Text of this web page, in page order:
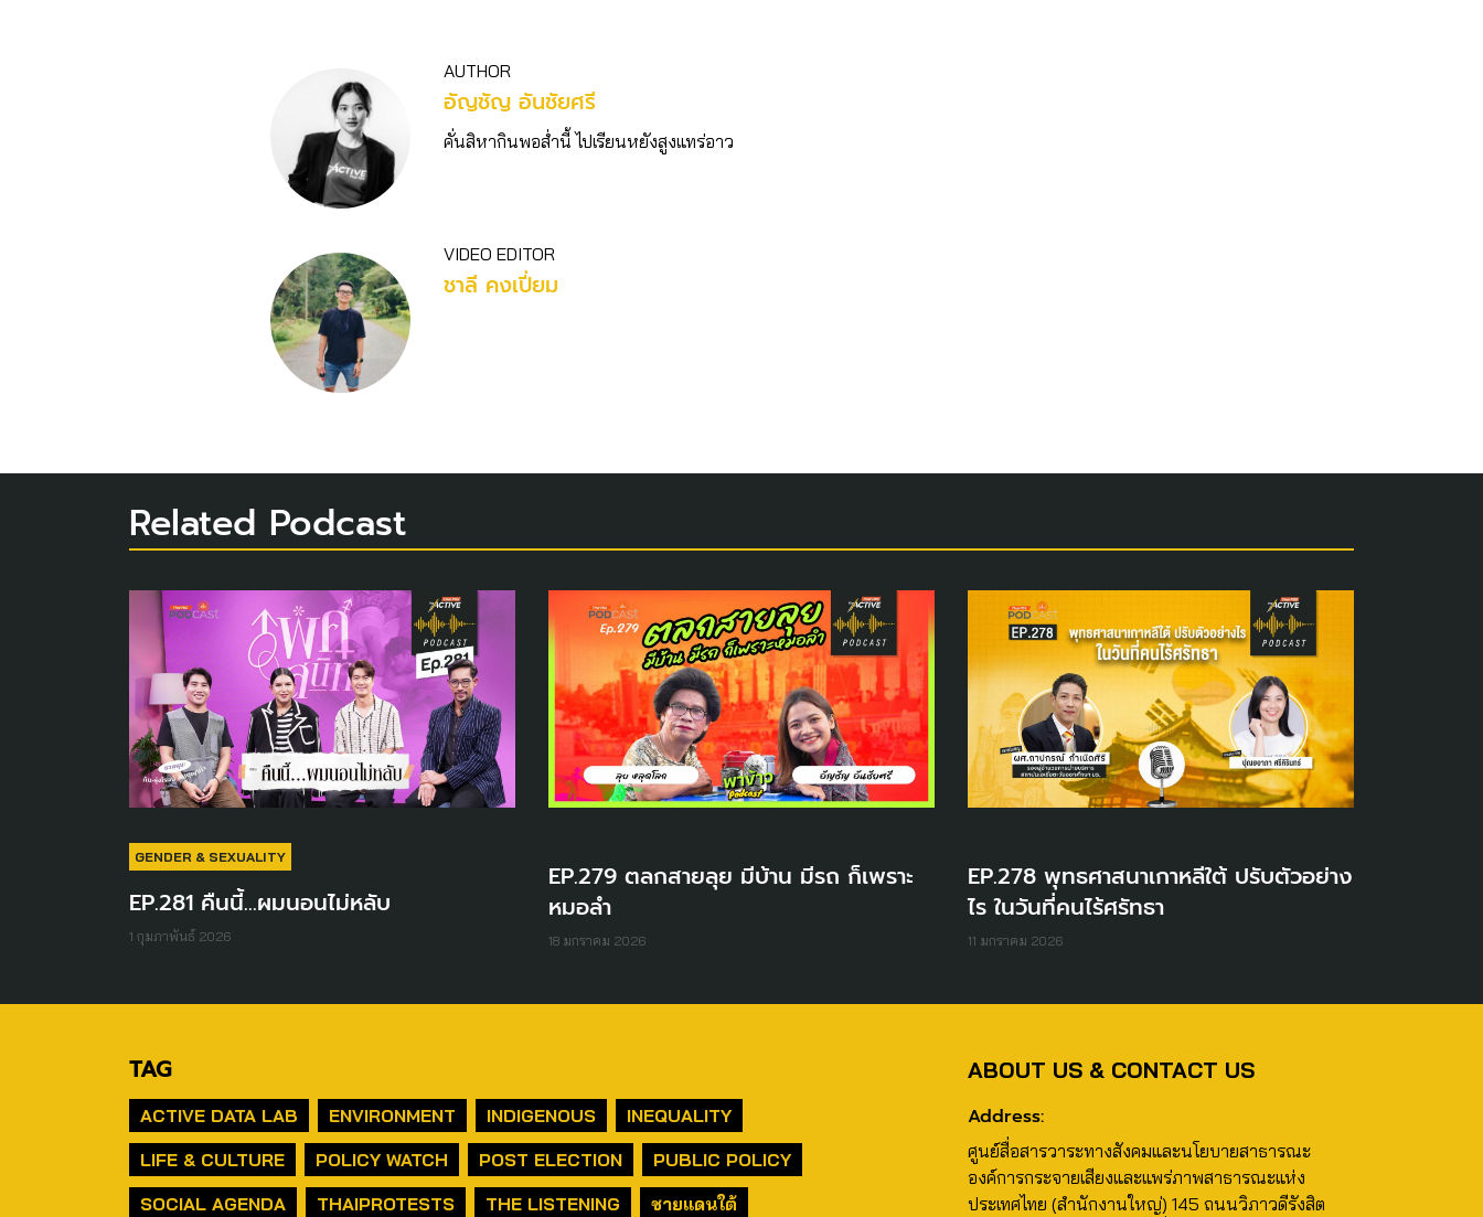
AUTHOR
อัญชัญ อันชัยศรี
คั่นสิหากินพอส่ำนี้ ไปเรียนหยังสูงแทร่อาว
VIDEO EDITOR
ชาลี คงเปี่ยม
Related Podcast
GENDER & SEXUALITY
EP.281 คืนนี้...ผมนอนไม่หลับ
1 กุมภาพันธ์ 2026
EP.279 ตลกสายลุย มีบ้าน มีรถ ก็เพราะ
หมอลำ
18 มกราคม 2026
EP.278 พุทธศาสนาเกาหลีใต้ ปรับตัวอย่าง
ไร ในวันที่คนไร้ศรัทธา
11 มกราคม 2026
TAG
ACTIVE DATA LAB ENVIRONMENT INDIGENOUS
INEQUALITY
LIFE & CULTURE
POLICY WATCH POST ELECTION
PUBLIC POLICY
SOCIAL AGENDA
THAIPROTESTS THE LISTENING
ชายแดนใต้
ABOUT US & CONTACT US
Address:
ศูนย์สื่อสารวาระทางสังคมและนโยบายสาธารณะ
องค์การกระจายเสียงและแพร่ภาพสาธารณะแห่ง
ประเทศไทย (สำนักงานใหญ่) 145 ถนนวิภาวดีรังสิต